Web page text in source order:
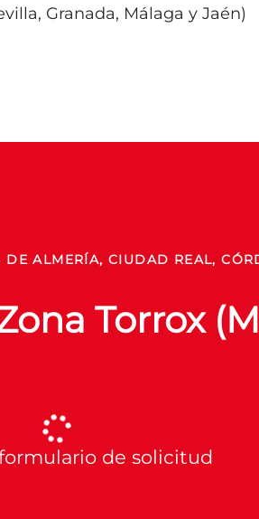
Granada, Málaga y Jaén)
ALMERÍA, CIUDAD REAL,
Torrox
de solicitud